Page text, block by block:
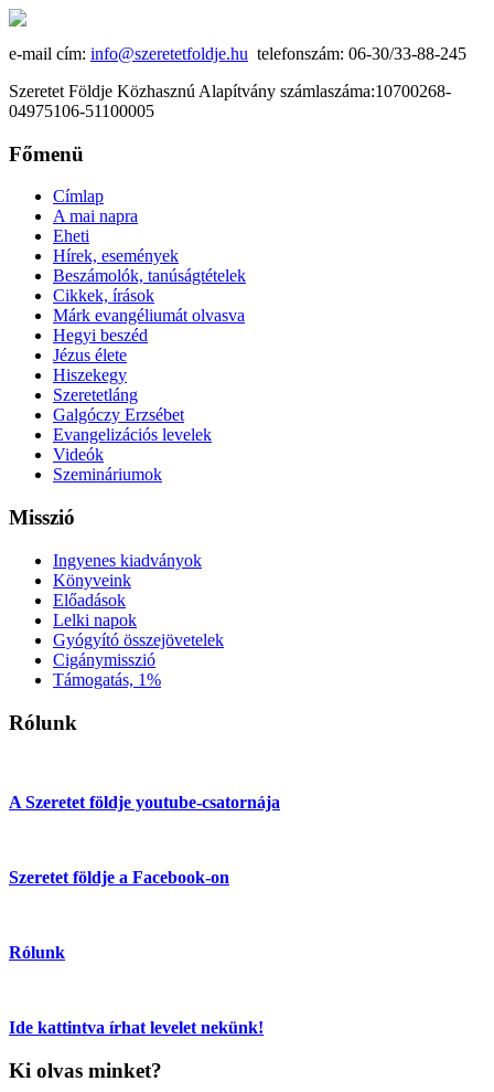
e-mail cím: info@szeretetfoldje.hu telefonszám: 06-30/33-88-245
Szeretet Földje Közhasznú Alapítvány számlaszáma:10700268-
04975106-51100005
Főmenü
Címlap
A mai napra
Eheti
Hírek, események
Beszámolók, tanúságtételek
Cikkek, írások
Márk evangéliumát olvasva
Hegyi beszéd
Jézus élete
Hiszekegy
Szeretetláng
Galgóczy Erzsébet
Evangelizációs levelek
Videók
Szemináriumok
Misszió
Ingyenes kiadványok
Könyveink
Előadások
Lelki napok
Gyógyító összejövetelek
Cigánymisszió
Támogatás, 1%
Rólunk
A Szeretet földje youtube-csatornája
Szeretet földje a Facebook-on
Rólunk
Ide kattintva írhat levelet nekünk!
Ki olvas minket?